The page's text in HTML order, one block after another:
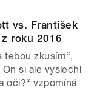
vs. František
roku 2016
tebou zkusím“,
si ale vyslechl
oči?“ vzpomíná